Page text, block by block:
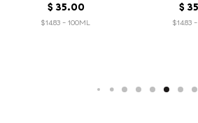
35.00
‏
$
$14.83 - 100ML
35
‏
$
$14.83